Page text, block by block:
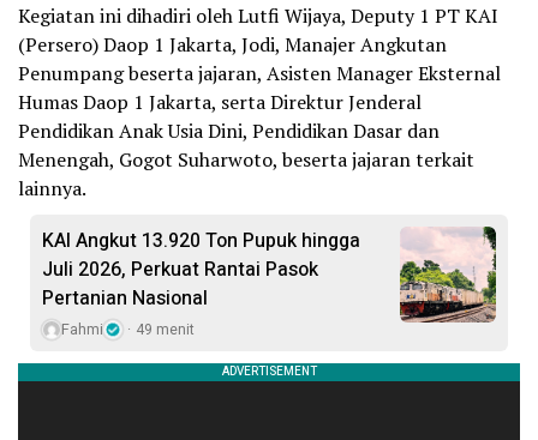
Kegiatan ini dihadiri oleh Lutfi Wijaya, Deputy 1 PT KAI
(Persero) Daop 1 Jakarta, Jodi, Manajer Angkutan
Penumpang beserta jajaran, Asisten Manager Eksternal
Humas Daop 1 Jakarta, serta Direktur Jenderal
Pendidikan Anak Usia Dini, Pendidikan Dasar dan
Menengah, Gogot Suharwoto, beserta jajaran terkait
lainnya.
KAI Angkut 13.920 Ton Pupuk hingga
Juli 2026, Perkuat Rantai Pasok
Pertanian Nasional
Fahmi 49 menit